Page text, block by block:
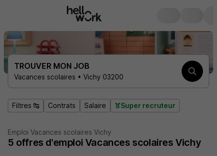
TROUVER MON JOB
Vacances scolaires • Vichy 03200
Filtres Contrats Salaire Super recruteur
Emploi Vacances scolaires Vichy
5 offres d'emploi Vacances scolaires Vichy